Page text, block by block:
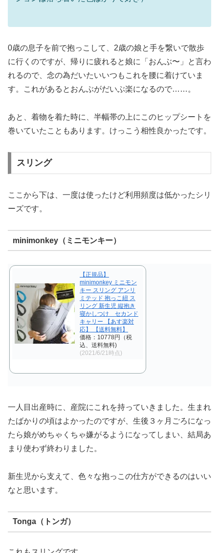
0歳の息子を前で抱っこして、2歳の娘と手を繋いで散歩
に行くのですが、帰りに疲れると娘に「おんぶ〜」と言わ
れるので、念の為だいたいいつもこれを腰に着けていま
す。これがあるとおんぶがだいぶ楽になるので……。
あと、着物を着た時に、半幅帯の上にこのヒップシートを
巻いていたこともあります。けっこう相性良かったです。
スリング
ここから下は、一度は使ったけど利用頻度は低かったシリ
ーズです。
minimonkey（ミニモンキー）
【正規品】
minimonkey ミニモン
キー スリング アンリ
ミテッド 抱っこ紐 ス
リング 新生児 縦抱き
寝かしつけ セカンド
キャリー 【あす楽対
応】 【送料無料】
価格：10778円（税
込、送料無料)
(2021/6/21時点)
一人目出産時に、産院にこれを持っていきました。生まれ
たばかりの頃はよかったのですが、生後３ヶ月ごろになっ
たら娘がめちゃくちゃ嫌がるようになってしまい、結局あ
まり使わず終わりました。
新生児から支えて、色々な抱っこの仕方ができるのはいい
なと思います。
Tonga（トンガ）